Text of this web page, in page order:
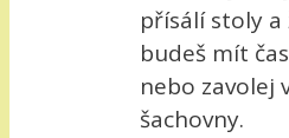
přísálí stoly
budeš mít
nebo zavolej
šachovny.